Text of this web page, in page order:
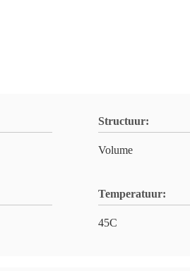
Structuur:
Volume
Temperatuur:
45C